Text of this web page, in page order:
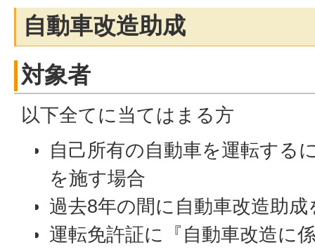
自動車改造助成
対象者
以下全てに当てはまる方
自己所有の自動車を運転する
を施す場合
過去8年の間に自動車改造助
運転免許証に『自動車改造に